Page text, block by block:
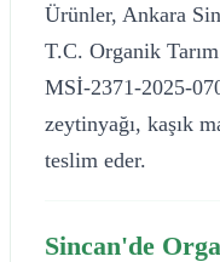
Ürünler, Ankara
T.C. Organik
MSİ-2371-2025-
zeytinyağı, kaşık
teslim eder.
Sincan'de